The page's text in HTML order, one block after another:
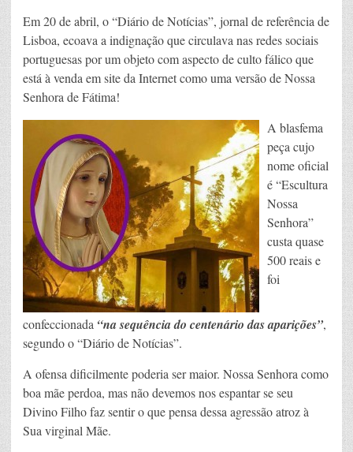
Em 20 de abril, o “Diário de Notícias”, jornal de referência de
Lisboa, ecoava a indignação que circulava nas redes sociais
portuguesas por um objeto com aspecto de culto fálico que
está à venda em site da Internet como uma versão de Nossa
Senhora de Fátima!
A blasfema
peça cujo
nome oficial
é “Escultura
Nossa
Senhora”
custa quase
500 reais e
foi
confeccionada “na sequência do centenário das aparições”,
segundo o “Diário de Notícias”.
A ofensa dificilmente poderia ser maior. Nossa Senhora como
boa mãe perdoa, mas não devemos nos espantar se seu
Divino Filho faz sentir o que pensa dessa agressão atroz à
Sua virginal Mãe.